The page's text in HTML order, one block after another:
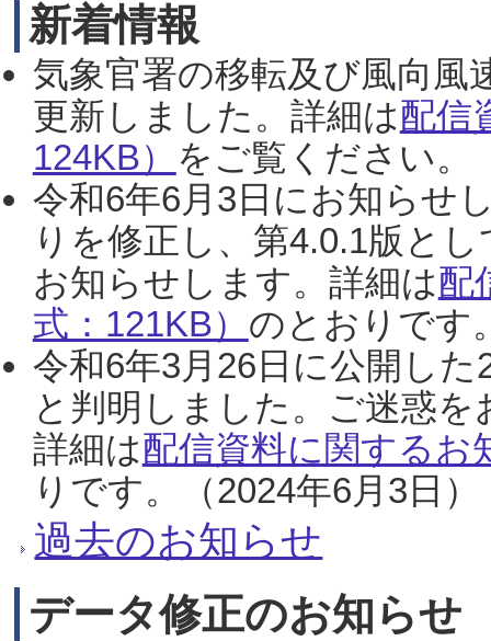
新着情報
気象官署の移転及び風向風
更新しました。詳細は配信
124KB） をご覧ください。
令和6年6月3日にお知らせ
りを修正し、第4.0.1版と
お知らせします。詳細は配
式：121KB） のとおりです
令和6年3月26日に公開し
と判明しました。ご迷惑
詳細は配信資料に関するお
りです。（2024年6月3日）
過去のお知らせ
データ修正のお知らせ